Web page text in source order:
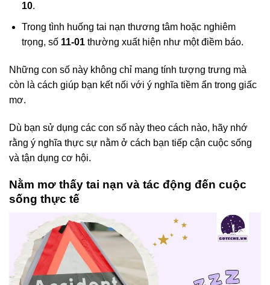
10.
Trong tình huống tai nạn thương tâm hoặc nghiêm
trọng, số 11-01thường xuất hiện như một điềm báo.
Những con số này không chỉ mang tính tượng trưng mà
còn là cách giúp bạn kết nối với ý nghĩa tiềm ẩn trong giấc
mơ.
Dù bạn sử dụng các con số này theo cách nào, hãy nhớ
rằng ý nghĩa thực sự nằm ở cách bạn tiếp cận cuộc sống
và tận dụng cơ hội.
Nằm mơ thấy tai nạn và tác động đến cuộc
sống thực tế